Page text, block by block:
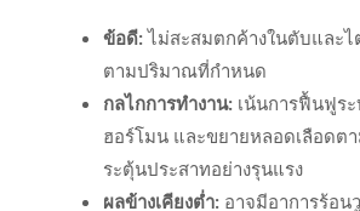
ข้อดี:ไม่สะสมตกค้างในตับและไ
ตามปริมาณที่กำหนด
กลไกการทำงาน: เน้นการฟื้นฟูร
ฮอร์โมน และขยายหลอดเลือดต
ระตุ้นประสาทอย่างรุนแรง
ผลข้างเคียงต่ำ: อาจมีอาการร้อ